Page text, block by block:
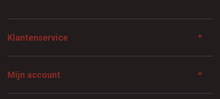
Klantenservice
Mijn account